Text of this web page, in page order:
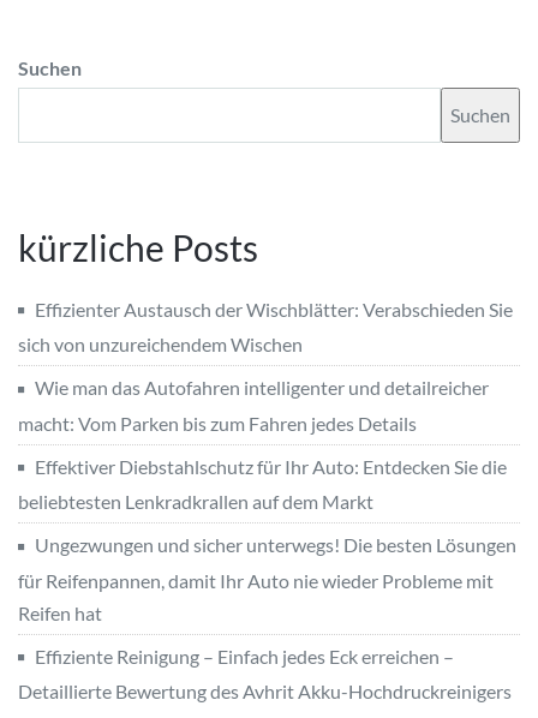
Suchen
Suchen
kürzliche Posts
Effizienter Austausch der Wischblätter: Verabschieden Sie
sich von unzureichendem Wischen
Wie man das Autofahren intelligenter und detailreicher
macht: Vom Parken bis zum Fahren jedes Details
Effektiver Diebstahlschutz für Ihr Auto: Entdecken Sie die
beliebtesten Lenkradkrallen auf dem Markt
Ungezwungen und sicher unterwegs! Die besten Lösungen
für Reifenpannen, damit Ihr Auto nie wieder Probleme mit
Reifen hat
Effiziente Reinigung – Einfach jedes Eck erreichen –
Detaillierte Bewertung des Avhrit Akku-Hochdruckreinigers